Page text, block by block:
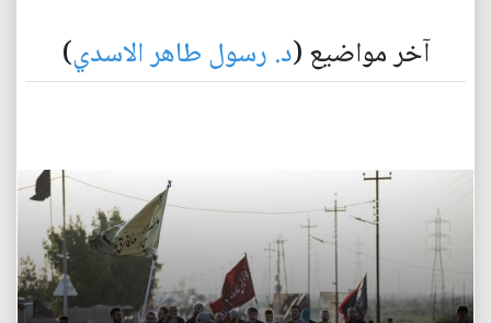
آخر مواضيع (د. رسول طاهر الاسدي)